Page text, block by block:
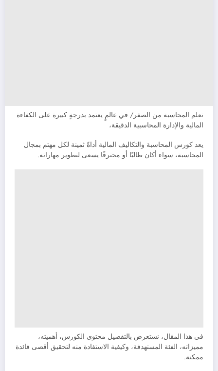
تعلم المحاسبة من الصفر/ في عالمٍ يعتمد بدرجةٍ كبيرة على الكفاءة
المالية والإدارة المحاسبية الدقيقة،
يعد كورس المحاسبة والتكاليف المالية أداةً ثمينة لكل مهتم بمجال
المحاسبة، سواء أكان طالبًا أو محترفًا يسعى لتطوير مهاراته.
في هذا المقال، نستعرض بالتفصيل محتوى الكورس، أهميته،
مميزاته، الفئة المستهدفة، وكيفية الاستفادة منه لتحقيق أقصى فائدة
ممكنة.